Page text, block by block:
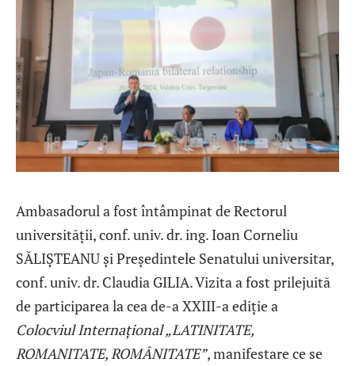
Ambasadorul a fost întâmpinat de Rectorul
universității, conf. univ. dr. ing. Ioan Corneliu
SĂLIȘTEANU și Președintele Senatului universitar,
conf. univ. dr. Claudia GILIA. Vizita a fost prilejuită
de participarea la cea de-a XXIII-a ediție a
Colocviul Internațional „LATINITATE,
ROMANITATE, ROMÂNITATE”, manifestare ce se